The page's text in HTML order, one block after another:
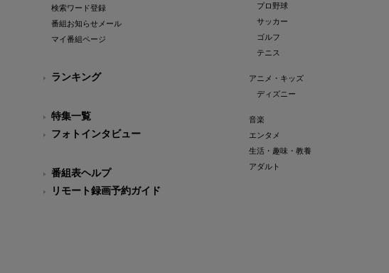
検索ワード登録
番組お知らせメール
マイ番組ページ
ランキング
特集一覧
フォトインタビュー
番組表ヘルプ
リモート録画予約ガイド
プロ野球
サッカー
ゴルフ
テニス
アニメ・キッズ
ディズニー
音楽
エンタメ
生活・趣味・教養
アダルト